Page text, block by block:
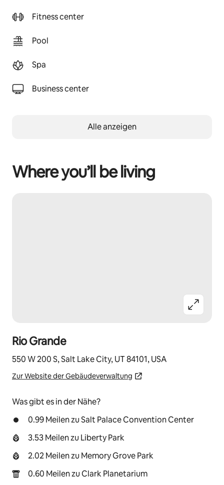
Fitness center
Pool
Spa
Business center
Alle anzeigen
Where you’ll be living
Rio Grande
550 W 200 S, Salt Lake City, UT 84101, USA
Zur Website der Gebäudeverwaltung
Was gibt es in der Nähe?
0.99 Meilen zu Salt Palace Convention Center
3.53 Meilen zu Liberty Park
2.02 Meilen zu Memory Grove Park
0.60 Meilen zu Clark Planetarium